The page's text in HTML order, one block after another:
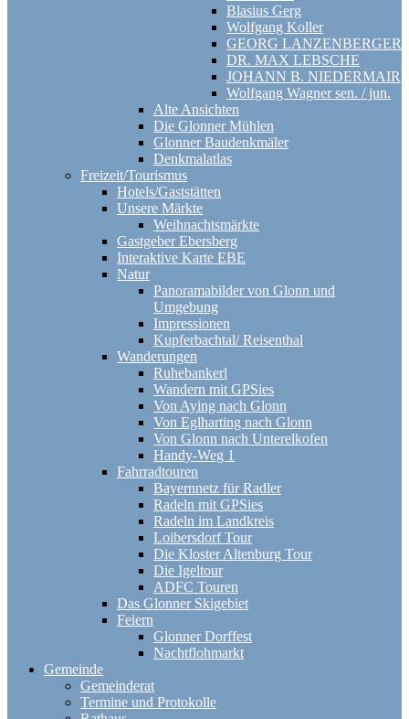
Blasius Gerg
Wolfgang Koller
GEORG LANZENBERGER
DR. MAX LEBSCHE
JOHANN B. NIEDERMAIR
Wolfgang Wagner sen. / jun.
Alte Ansichten
Die Glonner Mühlen
Glonner Baudenkmäler
Denkmalatlas
Freizeit/Tourismus
Hotels/Gaststätten
Unsere Märkte
Weihnachtsmärkte
Gastgeber Ebersberg
Interaktive Karte EBE
Natur
Panoramabilder von Glonn und
Umgebung
Impressionen
Kupferbachtal/ Reisenthal
Wanderungen
Ruhebankerl
Wandern mit GPSies
Von Aying nach Glonn
Von Eglharting nach Glonn
Von Glonn nach Unterelkofen
Handy-Weg 1
Fahrradtouren
Bayernnetz für Radler
Radeln mit GPSies
Radeln im Landkreis
Loibersdorf Tour
Die Kloster Altenburg Tour
Die Igeltour
ADFC Touren
Das Glonner Skigebiet
Feiern
Glonner Dorffest
Nachtflohmarkt
Gemeinde
Gemeinderat
Termine und Protokolle